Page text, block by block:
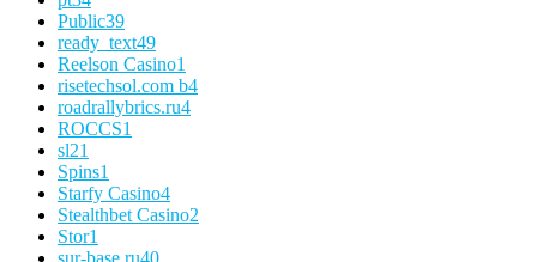
Public39
ready_text49
Reelson Casino1
risetechsol.com b4
roadrallybrics.ru4
ROCCS1
sl21
Spins1
Starfy Casino4
Stealthbet Casino2
Stor1
sur-base.ru40